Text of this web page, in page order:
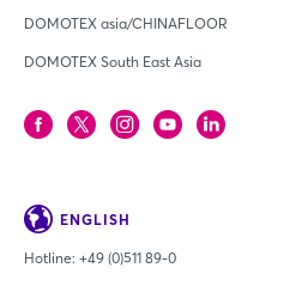
DOMOTEX asia/CHINAFLOOR
DOMOTEX South East Asia
ENGLISH
Hotline: +49 (0)511 89-0